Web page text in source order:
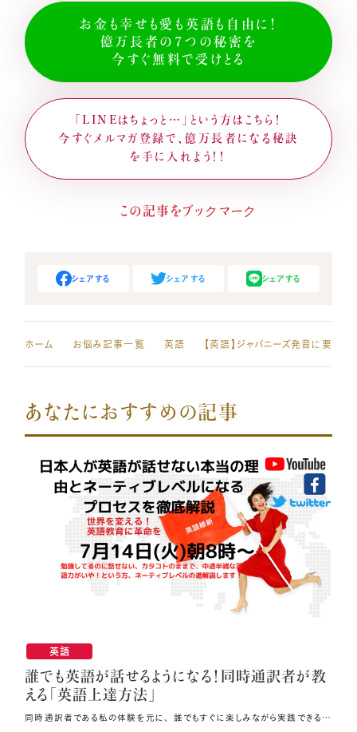
お金も幸せも愛も英語も自由に！
億万長者の７つの秘密を
今すぐ無料で受けとる
「LINEはちょっと…」という方はこちら！
今すぐメルマガ登録で、億万長者になる秘訣
を手に入れよう！！
シェアする シェアする シェアする
ホーム お悩み記事一覧 英語
あなたにおすすめの記事
英語
誰でも英語が話せるようになる！同時通訳者が教
える「英語上達方法」
同時通訳者である私の体験を元に、 誰でもすぐに楽しみながら実践できる 英語学習の方法をお伝えします。 中学レベルの単語でも英会話を始められることを まずは知ってもらいたいですね。 その方法はコレ！！ 世界で使われている英語の半分はブロークン英語！ だからカタコトでOK！単語でOK！ 知っている表現を使って、早く、大きな声で、 「意見」を伝えることが大切！ この記事は英語をテーマにした以下の朝ライブを要約しました。 『日本人の英語ができない理由とカタコトの英語から ネーティブレベルの英語が話せるようになるプロセスを 超詳しく解説』 現状の課題を解説 日常表現を学びにくい、ノートベースの英語 まず、日本の英語教育を教えてくださる教員の中には、 英語を実践的に使った経験がない人も多く、 現場で求められる英語力が育たないという問題がありますよね。 また、日常表現も学びにくいですよね。 そして、リスニング力を育てる教育が十分に行われていないのが現実…。 文脈から相手を理解しようとする習慣がつかないという問題もあります。 ネーティブの発音やリンキング（単語と単語を自然につなげる技術）を 理解する教育もまだまだ不足しているといえます。 世界の舞台で使われている英語の半分は ブロークンな英語であるという事実を日本人だけ知らない 実は、英語圏ではない海外の人たちは、 結構めちゃくちゃな英語を平気で話しています。 そのメンタルも大切だなと思います。 だから、ジャパニーズイングリッシュで全然OKです！ きれいな英語を話す必要はなく、 グローバルな場で「意見」を言うことの方が大切です。 具体例を解説 英語脳を作っていこう 知っている単語でとりあえず伝えることから始めましょう。 自己紹介や道案内、好きな映画など、身近な話題からとりかかって、 だんだん目標を上げていきましょう。 そして、失敗を恐れずに！ 何度も言いますが、世界の半数はブロークンな英語ですから。 日本人だって、いいじゃないですか！ リスニングとスピーキング 音が一致するように聴くという手法にかえて聴いてみましょう。 予測して聴くのも効果的です。 そして次はスピーキング！ 知っている単語だけで、表現することからでOKです。 This is real！！ 英語をマスターする本当のプロセス 英語が何となく聞き取れる Yes/Noで答えられる 英語で意味は分かる 単語でこたえられる 英語でなんとなく意図が分かる 日本語ベースの短文で答えられる 英語ではっきり意図が分かる よりナチュラルな表現で答えられる 英語でニュアンスまで聞き取れる 相手にちゃんと意図を伝えきれる 英語で細かいニュアンスまで聞き取れる ニュアンスまで細かく伝えきれる まずはカタコトでOK！ 「英語は簡単、英語はすぐできる」と信じることもとても大切です。 間違っても、カタコトでもよいので、早く大きな声で伝える！ 相手が確認するために言ったことを 「オウム返し」するのもめちゃくちゃ重要です。 ネーティブレベルへ行くには？ 自分のなりたいイメージのロールモデルを選んで、 その人が話している動画を何度も聴きまくる！ 毎日1分でもいいから聴いて、その人になりきって妄想会話をしてみましょう。 例えば、私はビヨンセが大好き！ だからビヨンセの英語字幕のインタビューを見て、 なりきってシャドウスピーチをしていました！ YouTubeなら「文字おこし」機能で日本語訳も出るので理解に役立ちます。 慣れてきたら字幕を消して、耳だけで練習するのも大切です。 その後、ビヨンセになりきって妄想会話をしていきます。 まとめ 英語を話すためには、まず自分が知っていることを英語で説明する練習から！ ネーティブの英語をたくさん聞いて、耳を英語に慣らしていきましょう。 何より、恐れずに英語を話すメンタルが大切です。 「英語は簡単！」と唱えて取り組んでくださいね。